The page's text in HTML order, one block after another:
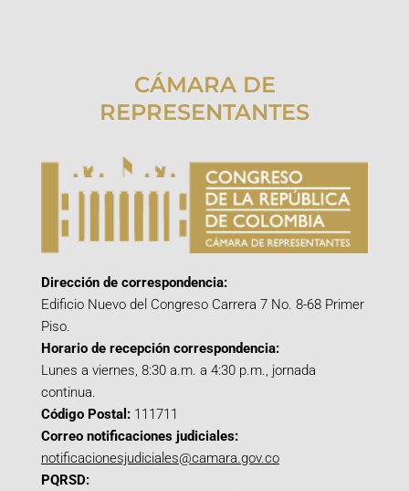
CÁMARA DE
REPRESENTANTES
Dirección de correspondencia:
Edificio Nuevo del Congreso Carrera 7 No. 8-68 Primer
Piso.
Horario de recepción correspondencia:
Lunes a viernes, 8:30 a.m. a 4:30 p.m., jornada
continua.
Código Postal: 111711
Correo notificaciones judiciales:
notificacionesjudiciales@camara.gov.co
PQRSD: